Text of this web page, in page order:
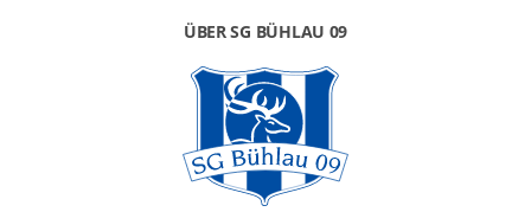
ÜBER SG BÜHLAU 09